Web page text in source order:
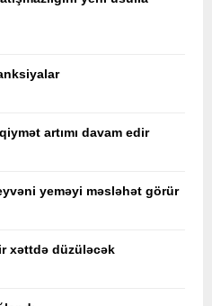
artımı davam edir
yeməyi məsləhət görür
xəttdə düzüləcək